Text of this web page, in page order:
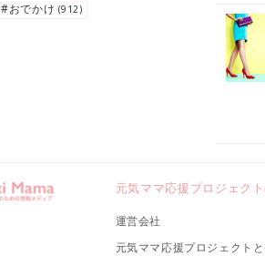
#おでかけ (912)
元気ママ応援プロジェク
運営会社
元気ママ応援プロジェクトと